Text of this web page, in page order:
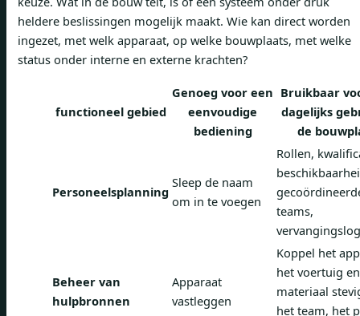
heldere beslissingen mogelijk maakt. Wie kan direct worden
ingezet, met welk apparaat, op welke bouwplaats, met welke
status onder interne en externe krachten?
functioneel gebied
Genoeg voor een
eenvoudige
bediening
Bruikbaar
dagelijks
de
Personeelsplanning
Sleep de naam
om in te voegen
Rollen,
teams,
Beheer van
hulpbronnen
Apparaat
vastleggen
Koppel het
het voertuig
materiaal
het team, het